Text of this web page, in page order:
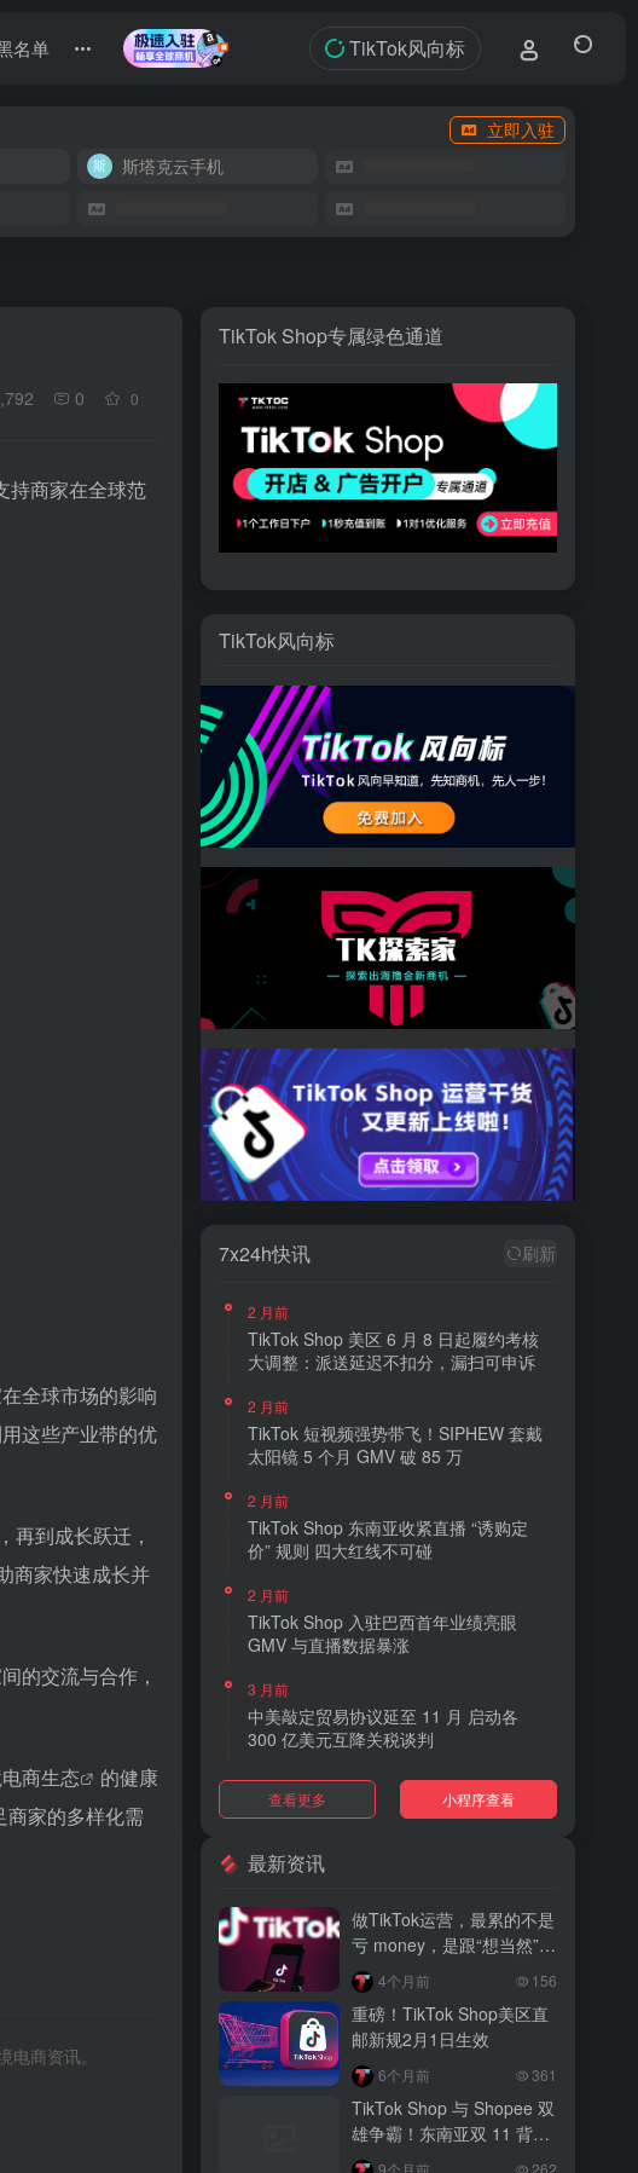
名单 TikTok风向标
立即入驻
斯塔克云手机
0 0
持商家在全球范
全球市场的影响
这些产业带的优
再到成长跃迁，
商家快速成长并
的交流与合作，
商生态
的健康
商家的多样化需
商资讯。
TikTok Shop专属绿色通道
TikTok风向标
7x24h快讯 刷新
2 月前
TikTok Shop 美区 6 月 8 日起履约考核
大调整：派送延迟不扣分，漏扫可申诉
2 月前
TikTok 短视频强势带飞！SIPHEW 套戴
太阳镜 5 个月 GMV 破 85 万
2 月前
TikTok Shop 东南亚收紧直播 “诱购定
价” 规则 四大红线不可碰
2 月前
TikTok Shop 入驻巴西首年业绩亮眼
GMV 与直播数据暴涨
3 月前
中美敲定贸易协议延至 11 月 启动各
300 亿美元互降关税谈判
3 月前
TikTok Shop 上线 “三日达” 标签 履约
3 月前
AI 购物代理化趋势明显 30% 美国消费
者接受 AI 代下单
3 月前
TikTok Shop 爱尔兰全面开放入驻 本土
品牌可零门槛开店
3 月前
音乐节降噪耳塞风靡欧美 DTC 品牌单日
营收突破 200 万元
查看更多 小程序查看
最新资讯
做TikTok运营，最累的不是
亏 money，是跟“想当然”的
人废话4个月前 156
重磅！TikTok Shop美区直
邮新规2月1日生效
6个月前 361
TikTok Shop 与 Shopee 双
雄争霸！东南亚双 11 背后
的内容电商新战局
9个月前 262